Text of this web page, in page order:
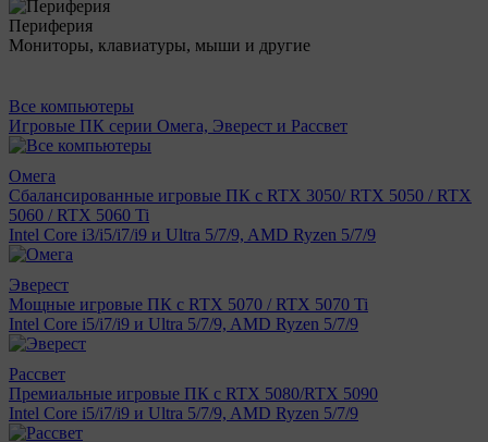
Периферия
Мониторы, клавиатуры, мыши и другие
Все компьютеры
Игровые ПК серии Омега, Эверест и Рассвет
Омега
Сбалансированные игровые ПК с RTX 3050/ RTX 5050 / RTX
5060 / RTX 5060 Ti
Intel Core i3/i5/i7/i9 и Ultra 5/7/9, AMD Ryzen 5/7/9
Эверест
Мощные игровые ПК с RTX 5070 / RTX 5070 Ti
Intel Core i5/i7/i9 и Ultra 5/7/9, AMD Ryzen 5/7/9
Рассвет
Премиальные игровые ПК с RTX 5080/RTX 5090
Intel Core i5/i7/i9 и Ultra 5/7/9, AMD Ryzen 5/7/9